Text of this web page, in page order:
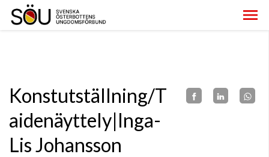
Konstutställning/T
aidenäyttely|Inga-
Lis Johansson